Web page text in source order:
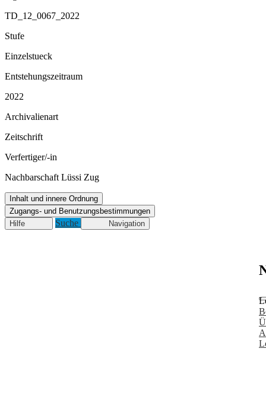
TD_12_0067_2022
Stufe
Einzelstueck
Entstehungszeitraum
2022
Archivalienart
Zeitschrift
Verfertiger/-in
Nachbarschaft Lüssi Zug
Inhalt und innere Ordnung
Zugangs- und Benutzungsbestimmungen
Hilfe
Suche Navigation